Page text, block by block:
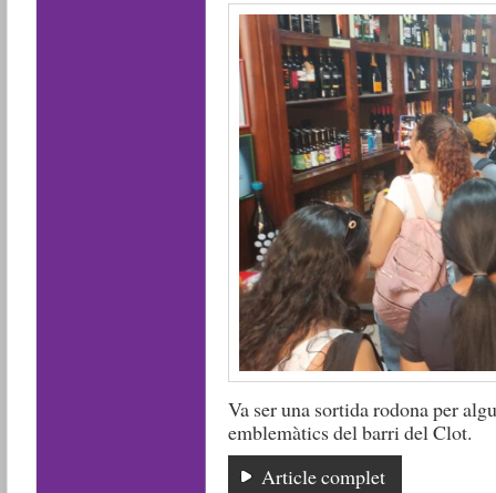
Va ser una sortida rodona per
emblemàtics del barri del Clot.
Article complet